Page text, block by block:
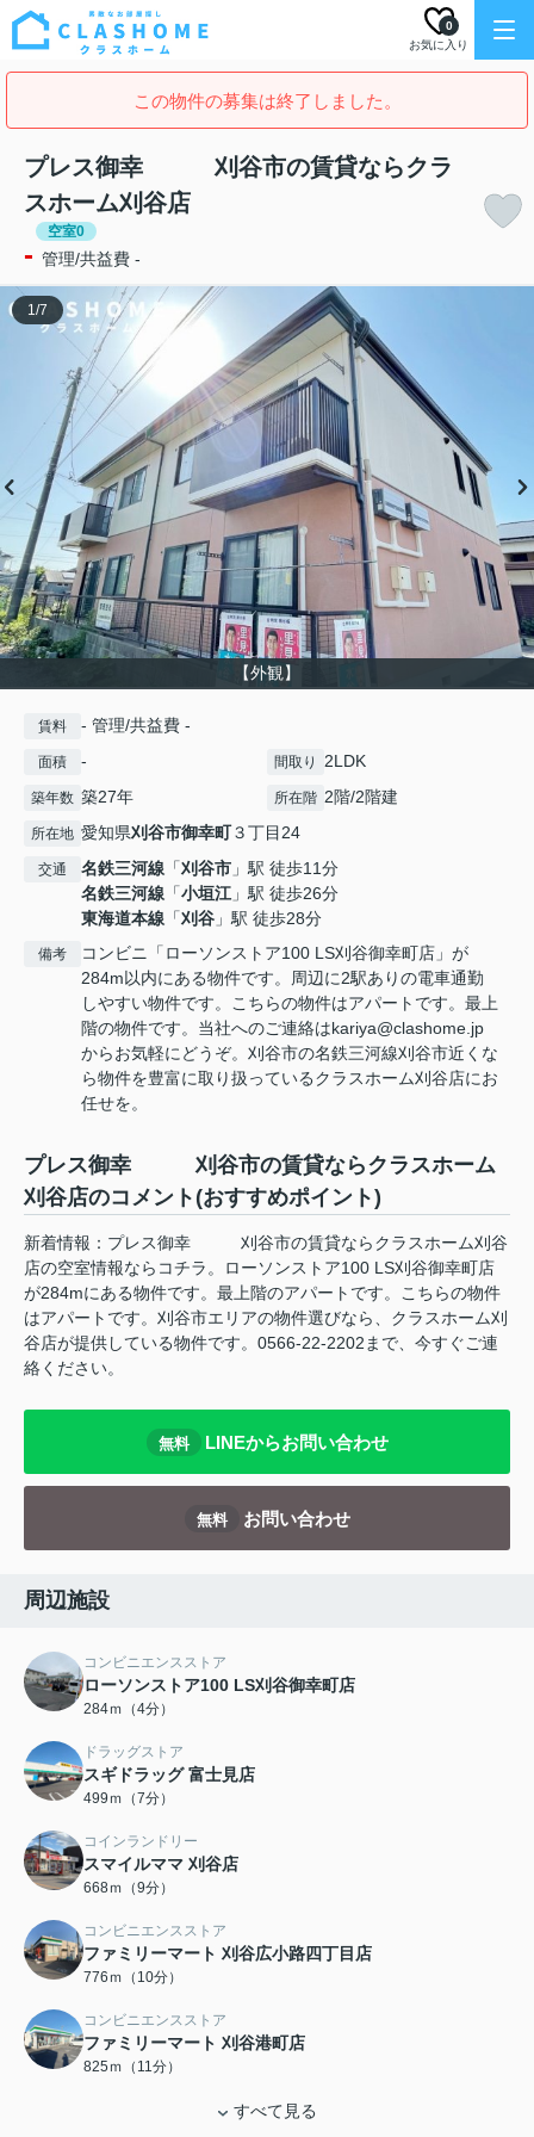
お気に入り
0
この物件の募集は終了しました。
プレス御幸 刈谷市の賃貸ならクラ
スホーム刈谷店
空室0
- 管理/共益費 -
【外観】
1/7
賃料 - 管理/共益費 -
面積 - 間取り 2LDK
築年数 築27年 所在階 2階/2階建
所在地 愛知県刈谷市御幸町３丁目24
交通 名鉄三河線 「刈谷市 」駅 徒歩11分
名鉄三河線 「小垣江」駅 徒歩26分
東海道本線 「刈谷 」駅 徒歩28分
備考
コンビニ「ローソンストア100 LS刈谷御幸町店」が
284m以内にある物件です。周辺に2駅ありの電車通勤
しやすい物件です。こちらの物件はアパートです。最上
階の物件です。当社へのご連絡はkariya@clashome.jp
からお気軽にどうぞ。刈谷市の名鉄三河線刈谷市近くな
ら物件を豊富に取り扱っているクラスホーム刈谷店にお
任せを。
プレス御幸 刈谷市の賃貸ならクラスホーム
刈谷店のコメント(おすすめポイント)
新着情報：プレス御幸 刈谷市の賃貸ならクラスホーム刈谷
店の空室情報ならコチラ。ローソンストア100 LS刈谷御幸町店
が284mにある物件です。最上階のアパートです。こちらの物件
はアパートです。刈谷市エリアの物件選びなら、クラスホーム刈
谷店が提供している物件です。0566-22-2202まで、今すぐご連
絡ください。
無料 LINEからお問い合わせ
無料 お問い合わせ
周辺施設
コンビニエンスストア
ローソンストア100 LS刈谷御幸町店
284ｍ（4分）
ドラッグストア
スギドラッグ 富士見店
499ｍ（7分）
コインランドリー
スマイルママ 刈谷店
668ｍ（9分）
コンビニエンスストア
ファミリーマート 刈谷広小路四丁目店
776ｍ（10分）
コンビニエンスストア
ファミリーマート 刈谷港町店
825ｍ（11分）
すべて見る